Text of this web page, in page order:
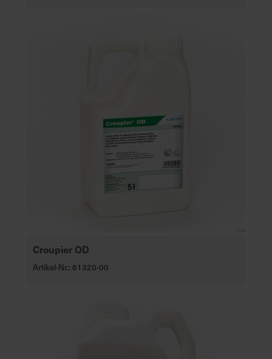
Croupier OD
Artikel-Nr.: 61320-00